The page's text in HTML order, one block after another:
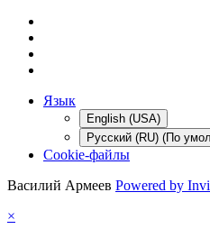
Язык
English (USA)
Русский (RU) (По
Cookie-файлы
Василий Армеев Powered by
×